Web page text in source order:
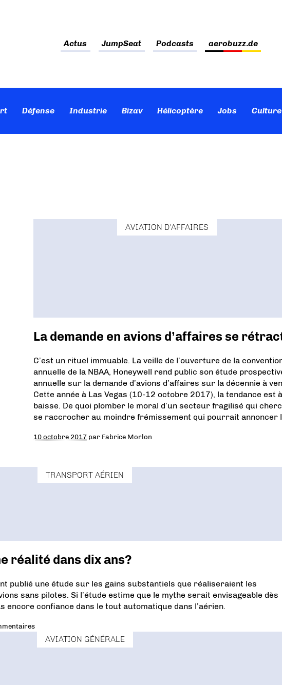
Actus JumpSeat Podcasts aerobuzz.de
Défense Industrie Bizav Hélicoptère Jobs
AVIATION D'AFFAIRES
La demande en avions d’affaires se
C’est un rituel immuable. La veille de l’ouverture de la
annuelle de la NBAA, Honeywell rend public son étude
annuelle sur la demande d’avions d’affaires sur la décennie à
Cette année à Las Vegas (10-12 octobre 2017), la tendance est
baisse. De quoi plomber le moral d’un secteur fragilisé qui
se raccrocher au moindre frémissement qui pourrait annoncer
10 octobre 2017 par Fabrice Morlon
TRANSPORT AÉRIEN
réalité dans dix ans?
publié une étude sur les gains substantiels que réaliseraient les
sans pilotes. Si l’étude estime que le mythe serait envisageable dès
encore confiance dans le tout automatique dans l’aérien.
AVIATION GÉNÉRALE